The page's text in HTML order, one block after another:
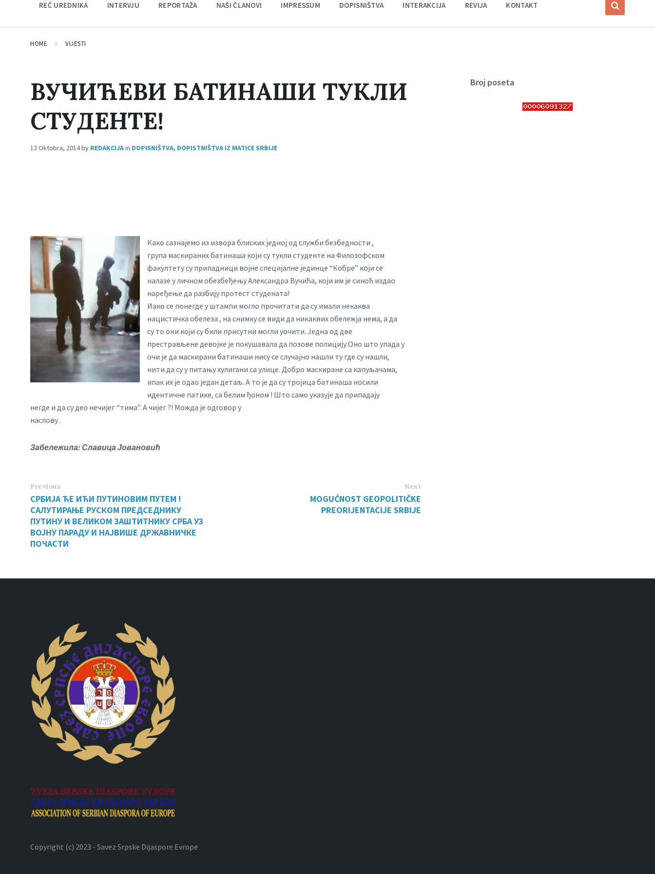
REČ UREDNIKA INTERVJU REPORTAŽA NAŠI ČLANOVI IMPRESSUM DOPISNIŠTVA INTERAKCIJA REVIJA KONTAKT
HOME VIJESTI
ВУЧИЋЕВИ БАТИНАШИ ТУКЛИ
СТУДЕНТЕ!
13 Oktobra, 2014by REDAKCIJAin DOPISNIŠTVA, DOPISTNIŠTVA IZ MATICE SRBIJE
Како сазнајемо из извора блиских једној од служби безбедности ,
група маскираних батинаша који су тукли студенте на Филозофском
факултету су припадници војне специјалне јединце “Кобре” који се
налазе у личном обезбеђењу Александра Вучића, који им је синоћ издао
наређење да разбију протест студената!
Иако се понегде у штампи могло прочитати да су имали некаква
нацистичка обелеза , на снимку се види да никаквих обележја нема, а да
су то они који су били присутни могли уочити. Једна од две
престрављене девојке је покушавала да позове полицију.Оно што упада у
очи је да маскирани батинаши нису се случајно нашли ту где су нашли,
нити да су у питању хулигани са улице. Добро маскиране са капуљачама,
ипак их је одао један детаљ. А то је да су тројица батинаша носили
идентичне патике, са белим ђоном ! Што само указује да припадају
негде и да су део нечијег “тима”. А чијег ?! Можда је одговор у
наслову .
Забележила: Славица Јовановић
Previous
СРБИЈА ЋЕ ИЋИ ПУТИНОВИМ ПУТЕМ !
САЛУТИРАЊЕ РУСКОМ ПРЕДСЕДНИКУ
ПУТИНУ И ВЕЛИКОМ ЗАШТИТНИКУ СРБА УЗ
ВОЈНУ ПАРАДУ И НАЈВИШЕ ДРЖАВНИЧКЕ
ПОЧАСТИ
Next
MOGUĆNOST GEOPOLITIČKE
PREORIJENTACIJE SRBIJE
Broj poseta
Copyright (c) 2023 - Savez Srpske Dijaspore Evrope